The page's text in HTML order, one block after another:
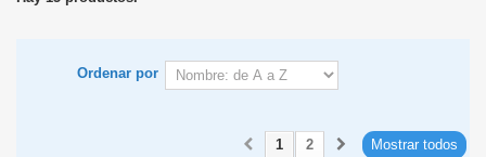
Ordenar por
Mostrar todos
1 2